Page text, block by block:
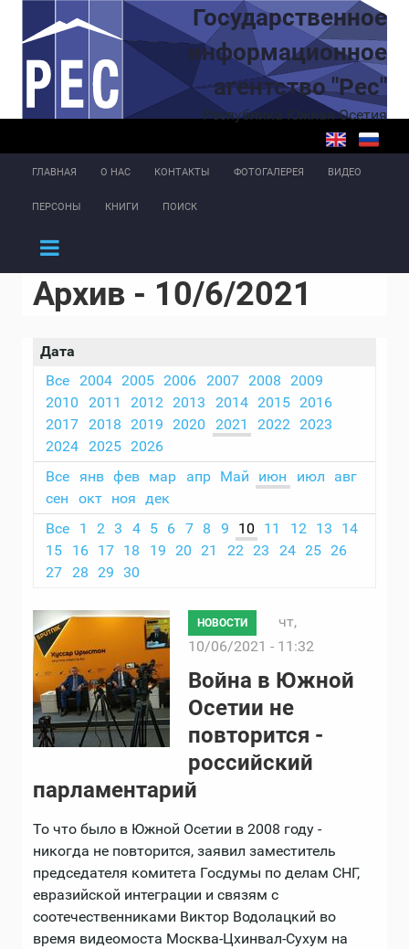
Перейти к основному содержаниюГосударственное
информационное
агентство "Рес"
Республика Южная Осетия
ГЛАВНАЯ О НАС КОНТАКТЫ ФОТОГАЛЕРЕЯ ВИДЕО
ПЕРСОНЫ КНИГИ ПОИСК
Архив - 10/6/2021
Дата
Все
2004 2005 2006 2007 2008
2009
2010
2011 2012 2013 2014 2015 2016
2017
2018 2019 2020 2021 2022 2023
2024
2025
2026
Все янв фев мар апр Май июн июл
авг
сен
окт ноя дек
Все
1 2 3 4 5 6 7 8 9 10 11 12 13
14
15
16 17 18 19 20 21 22 23 24 25 26
27
28 29 30
НОВОСТИ
чт,
10/06/2021 - 11:32
Война в Южной
Осетии не
повторится -
российский
парламентарий
То что было в Южной Осетии в 2008 году -
никогда не повторится, заявил заместитель
председателя комитета Госдумы по делам СНГ,
евразийской интеграции и связям с
соотечественниками Виктор Водолацкий во
время видеомоста Москва-Цхинвал-Сухум на